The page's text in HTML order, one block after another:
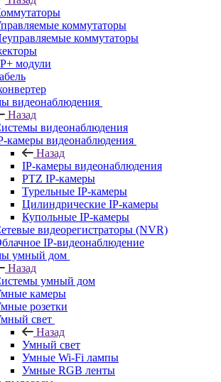
коммутаторы
коммутаторы
модули
видеонаблюдения
Назад
видеонаблюдения
камеры видеонаблюдения
Назад
IP-камеры видеонаблюдения
PTZ IP-камеры
Турельные IP-камеры
Цилиндрические IP-камеры
Купольные IP-камеры
видеорегистраторы (NVR)
IP-видеонаблюдение
умный дом
Назад
умный дом
камеры
розетки
свет
Назад
Умный свет
Умные Wi-Fi лампы
Умные RGB ленты